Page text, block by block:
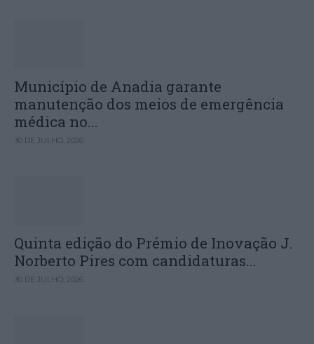
Município de Anadia garante
manutenção dos meios de emergência
médica no...
30 DE JULHO, 2026
Quinta edição do Prémio de Inovação J.
Norberto Pires com candidaturas...
30 DE JULHO, 2026